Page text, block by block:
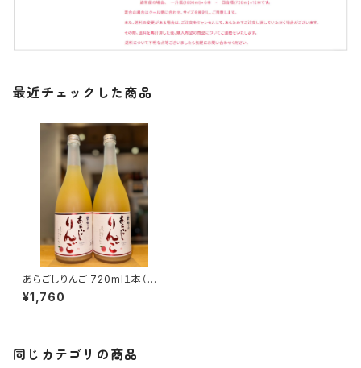
最近チェックした商品
あらごしりんご 720ml１本（梅
乃宿酒造・奈良県葛城市）
¥1,760
同じカテゴリの商品